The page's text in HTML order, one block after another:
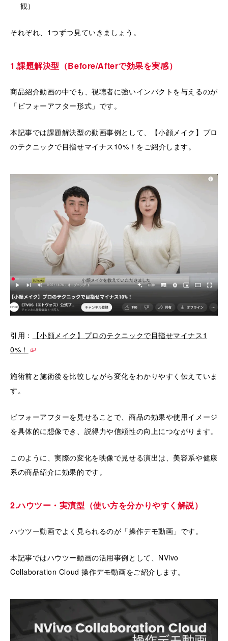
観）
それぞれ、1つずつ見ていきましょう。
1.課題解決型（Before/Afterで効果を実感）
商品紹介動画の中でも、視聴者に強いインパクトを与えるのが
「ビフォーアフター形式」です。
本記事では課題解決型の動画事例として、【小顔メイク】プロ
のテクニックで目指せマイナス10%！をご紹介します。
引用：
【小顔メイク】プロのテクニックで目指せマイナス1
0%！
施術前と施術後を比較しながら変化をわかりやすく伝えていま
す。
ビフォーアフターを見せることで、商品の効果や使用イメージ
を具体的に想像でき、説得力や信頼性の向上につながります。
このように、実際の変化を映像で見せる演出は、美容系や健康
系の商品紹介に効果的です。
2.ハウツー・実演型（使い方を分かりやすく解説）
ハウツー動画でよく見られるのが「操作デモ動画」です。
本記事ではハウツー動画の活用事例として、NVivo
Collaboration Cloud 操作デモ動画をご紹介します。